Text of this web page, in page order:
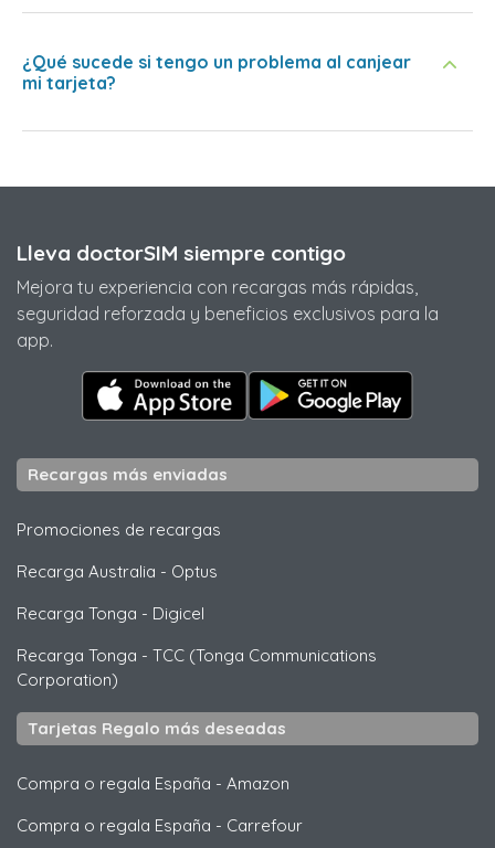
¿Qué sucede si tengo un problema al canjear
mi tarjeta?
Lleva doctorSIM siempre contigo
Mejora tu experiencia con recargas más rápidas,
seguridad reforzada y beneficios exclusivos para la
app.
Recargas más enviadas
Promociones de recargas
Recarga Australia - Optus
Recarga Tonga - Digicel
Recarga Tonga - TCC (Tonga Communications
Corporation)
Tarjetas Regalo más deseadas
Compra o regala España - Amazon
Compra o regala España - Carrefour